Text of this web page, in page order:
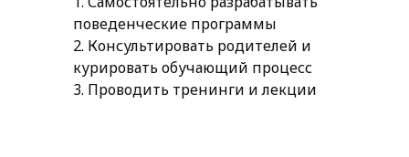
поведенческие программы
2. Консультировать родителей и
курировать обучающий процесс
3. Проводить тренинги и лекции